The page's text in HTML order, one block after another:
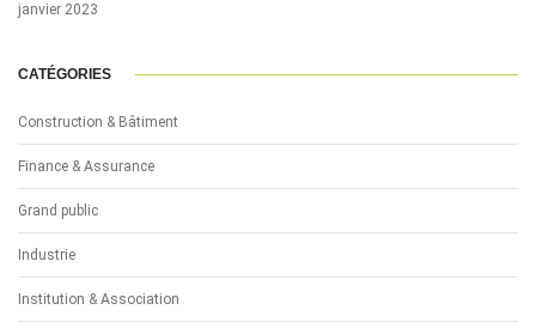
janvier 2023
CATÉGORIES
Construction & Bâtiment
Finance & Assurance
Grand public
Industrie
Institution & Association